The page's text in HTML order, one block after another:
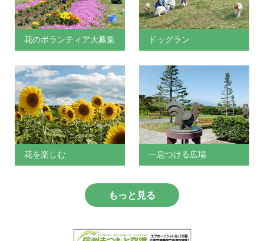
花のボランティア大募集 ドッグラン
花を楽しむ 一息つける広場
もっと見る